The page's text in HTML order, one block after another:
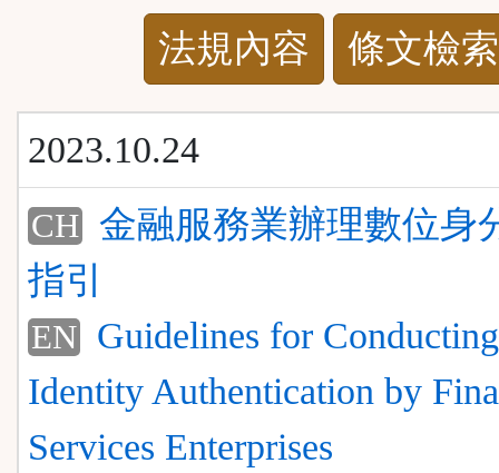
功
能
按
鈕
區
法規內容 條文檢索
2023.10.24
CH 金融服務業辦理數位身
指引
EN Guidelines for
Identity Authentication by
Services Enterprises